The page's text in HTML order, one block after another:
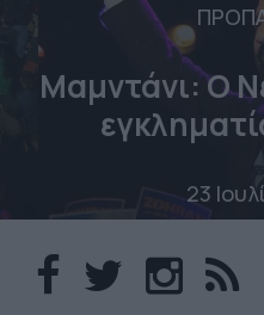
Μαμντάνι: Ο
23